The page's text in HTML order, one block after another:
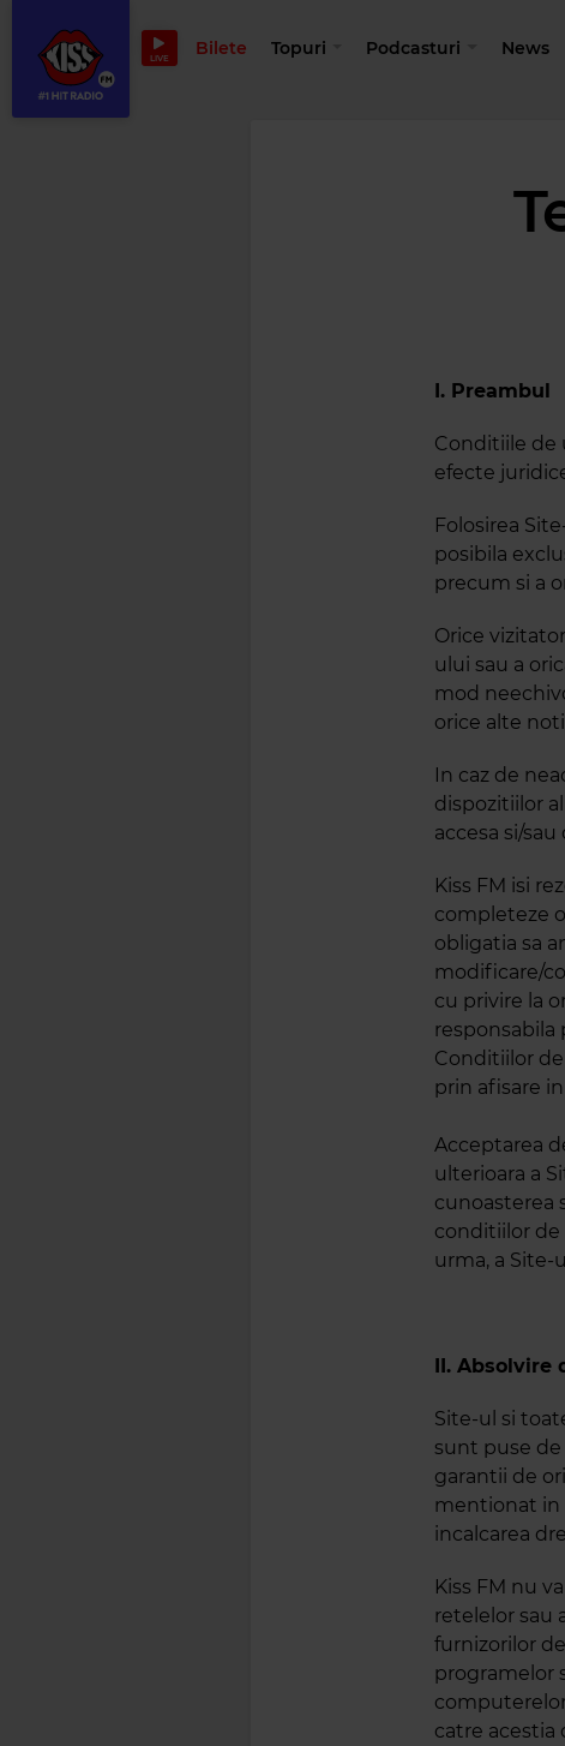
LIVE Bilete Topuri Podcasturi News
I. Preambul
Conditiile de
efecte
Folosirea
posibila
precum si a
Orice
ului sau a
mod
orice alte
In caz de
dispozitiilor
accesa si/
Kiss FM isi
completeze
obligatia sa
modificare/
cu privire la
responsabila
Conditiilor
prin afisare
Acceptarea
ulterioara a
cunoasterea
conditiilor de
urma, a Site-
II. Absolvire
Site-ul si
sunt puse de
garantii de
mentionat in
incalcarea
Kiss FM nu
retelelor sau
furnizorilor
programelor
catre acestia